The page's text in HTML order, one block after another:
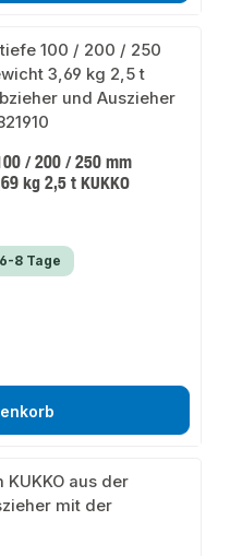
/ 200 / 250 mm
kg 2,5 t KUKKO
8 Tage